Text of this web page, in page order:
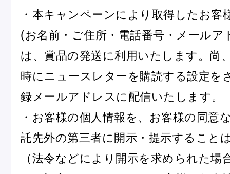
・本キャンペーンにより取得したお客
(お名前・ご住所・電話番号・メールア
は、賞品の発送に利用いたします。尚
時にニュースレターを購読する設定を
録メールアドレスに配信いたします。
・お客様の個人情報を、お客様の同意
託先外の第三者に開示・提示すること
（法令などにより開示を求められた場